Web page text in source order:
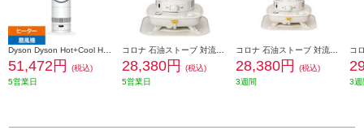
51,472円
(税込)
5営業日
28,380円
(税込)
5営業日
28,380円
(税込)
3週間
3週